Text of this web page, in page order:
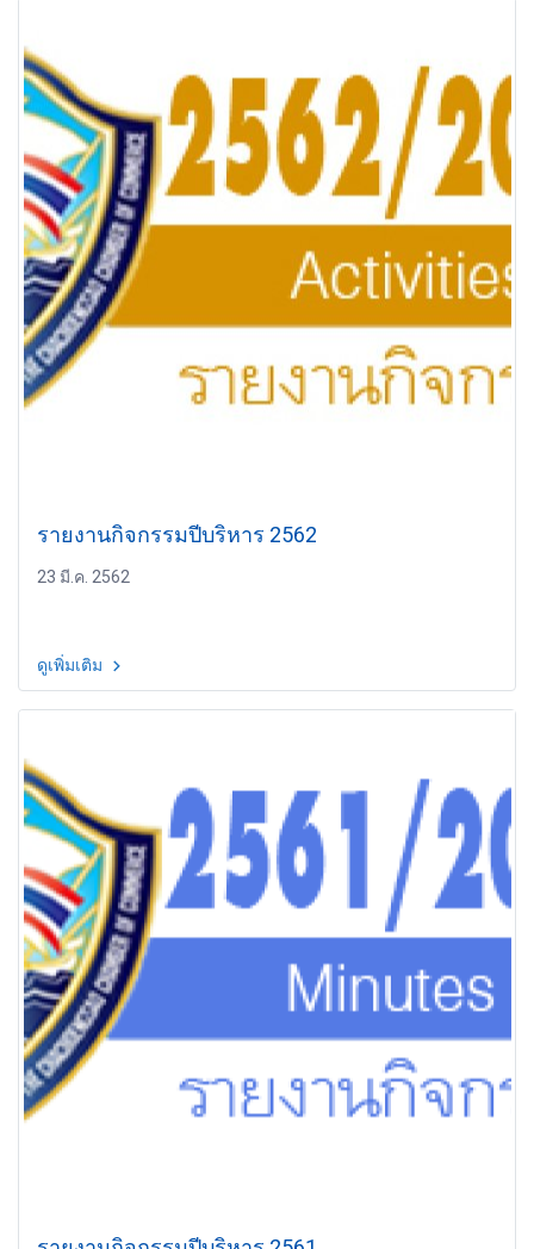
รายงานกิจกรรมปีบริหาร 2562
23 มี.ค. 2562
ดูเพิ่มเติม